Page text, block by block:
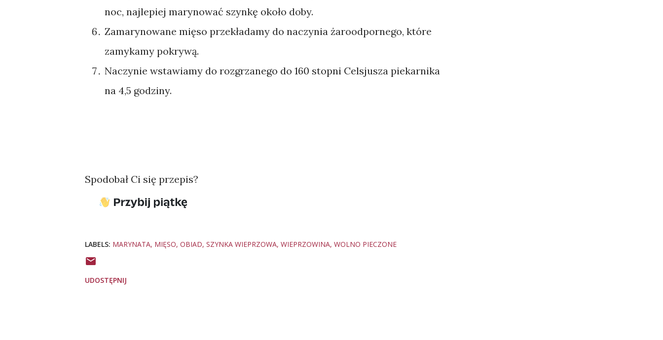
noc, najlepiej marynować szynkę około doby.
Zamarynowane mięso przekładamy do naczynia żaroodpornego, które
zamykamy pokrywą.
Naczynie wstawiamy do rozgrzanego do 160 stopni Celsjusza piekarnika
na 4,5 godziny.
Spodobał Ci się przepis?
LABELS: MARYNATA MIĘSO OBIAD SZYNKA WIEPRZOWA WIEPRZOWINA WOLNO PIECZONE
UDOSTĘPNIJ